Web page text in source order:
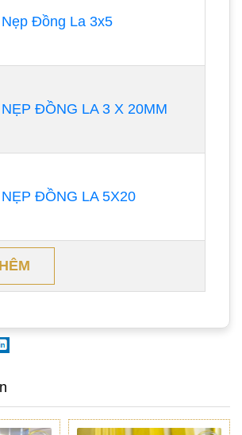
Nẹp Đồng La 3x5
NẸP ĐỒNG LA 3 X 20MM
NẸP ĐỒNG LA 5X20